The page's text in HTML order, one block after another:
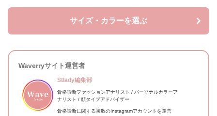
サイズ・カラーを選ぶ
Waverryサイト運営者
Stlady編集部
骨格診断ファッションアナリスト / パーソナルカラーア
ナリスト / 顔タイプアドバイザー
骨格診断に関する複数のInstagramアカウントを運営